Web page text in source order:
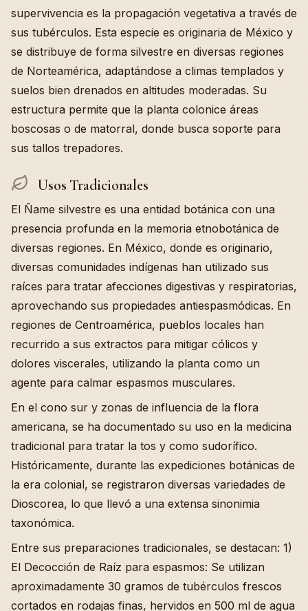
supervivencia es la propagación vegetativa a través de
sus tubérculos. Esta especie es originaria de México y
se distribuye de forma silvestre en diversas regiones
de Norteamérica, adaptándose a climas templados y
suelos bien drenados en altitudes moderadas. Su
estructura permite que la planta colonice áreas
boscosas o de matorral, donde busca soporte para
sus tallos trepadores.
Usos Tradicionales
El Ñame silvestre es una entidad botánica con una
presencia profunda en la memoria etnobotánica de
diversas regiones. En México, donde es originario,
diversas comunidades indígenas han utilizado sus
raíces para tratar afecciones digestivas y respiratorias,
aprovechando sus propiedades antiespasmódicas. En
regiones de Centroamérica, pueblos locales han
recurrido a sus extractos para mitigar cólicos y
dolores viscerales, utilizando la planta como un
agente para calmar espasmos musculares.
En el cono sur y zonas de influencia de la flora
americana, se ha documentado su uso en la medicina
tradicional para tratar la tos y como sudorífico.
Históricamente, durante las expediciones botánicas de
la era colonial, se registraron diversas variedades de
Dioscorea, lo que llevó a una extensa sinonimia
taxonómica.
Entre sus preparaciones tradicionales, se destacan: 1)
El Decocción de Raíz para espasmos: Se utilizan
aproximadamente 30 gramos de tubérculos frescos
cortados en rodajas finas, hervidos en 500 ml de agua